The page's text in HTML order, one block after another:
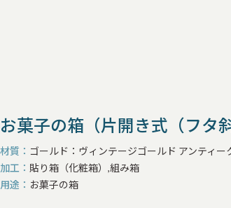
お菓子の箱（片開き式（フタ
材質
ゴールド：ヴィンテージゴールド アンティ
加工
貼り箱（化粧箱）,組み箱
用途
お菓子の箱